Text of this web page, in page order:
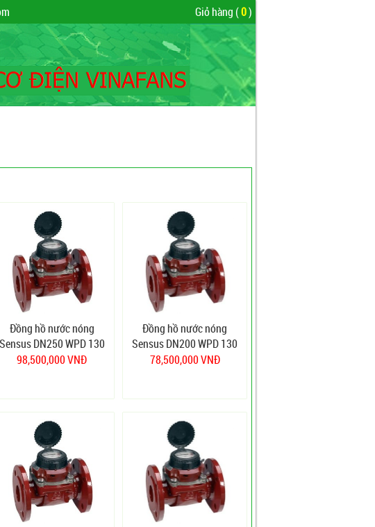
Giỏ hàng (0)
Đồng hồ nước nóng
Sensus DN250 WPD 130
độ
98,500,000 VNĐ
Đồng hồ nước nóng
Sensus DN200 WPD 130
độ
78,500,000 VNĐ